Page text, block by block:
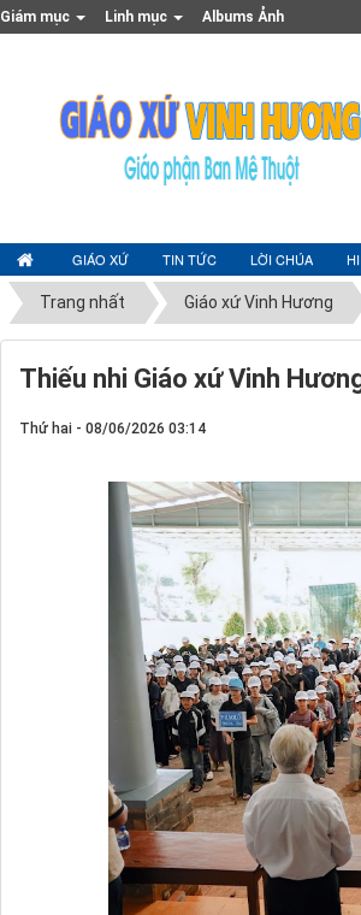
Giám mục Linh mục Albums Ảnh
GIÁO XỨ TIN TỨC LỜI CHÚA
Trang nhất Giáo xứ Vinh Hương
Thiếu nhi Giáo xứ Vinh
Thứ hai - 08/06/2026 03:14